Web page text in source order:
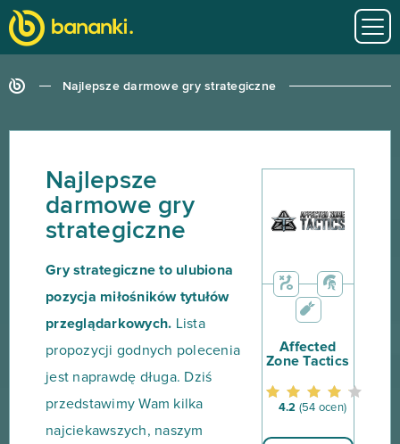
Najlepsze darmowe gry strategiczne
Najlepsze
darmowe gry
strategiczne
Gry strategiczne to ulubiona
pozycja miłośników tytułów
przeglądarkowych. Lista
propozycji godnych polecenia
jest naprawdę długa. Dziś
przedstawimy Wam kilka
najciekawszych, naszym
Affected
Zone Tactics
4.2 (54 ocen)